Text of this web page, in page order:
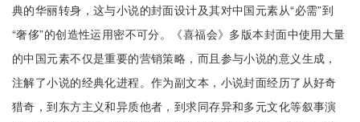
典的华丽转身，这与小说的封面设计及其对中国元素从“必需”到
“奢侈”的创造性运用密不可分。《喜福会》多版本封面中使用大量
的中国元素不仅是重要的营销策略，而且参与小说的意义生成，
注解了小说的经典化进程。作为副文本，小说封面经历了从好奇
猎奇，到东方主义和异质他者，到求同存异和多元文化等叙事演